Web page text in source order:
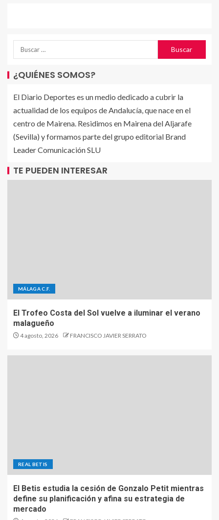
¿QUIÉNES SOMOS?
El Diario Deportes es un medio dedicado a cubrir la
actualidad de los equipos de Andalucía, que nace en el
centro de Mairena. Residimos en Mairena del Aljarafe
(Sevilla) y formamos parte del grupo editorial Brand
Leader Comunicación SLU
TE PUEDEN INTERESAR
MÁLAGA C.F.
El Trofeo Costa del Sol vuelve a iluminar el verano
malagueño
4 agosto, 2026 FRANCISCO JAVIER SERRATO
REAL BETIS
El Betis estudia la cesión de Gonzalo Petit mientras
define su planificación y afina su estrategia de
mercado